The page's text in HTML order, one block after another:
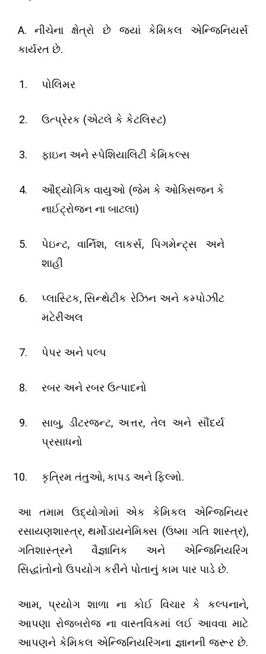
A. નીચેના ક્ષેત્રો છે જ્યાં કેમિકલ એન્જિનિયર્સ
કાર્યરત છે.
પોલિમર
ઉત્પ્રેરક (એટલે કે કેટલિસ્ટ)
ફાઇન અને સ્પેશિયાલિટી કેમિકલ્સ
ઔદ્યોગિક વાયુઓ (જેમ કે ઓક્સિજન કે
નાઈટ્રોજન ના બાટલા)
પેઇન્ટ,વાર્નિશ, લાકર્સ, પિગમેન્ટ્સ અને
શાહી
પ્લાસ્ટિક, સિન્થેટીક રેઝિન અને કમ્પોઝીટ
મટેરીઅલ
પેપર અને પલ્પ
રબર અને રબર ઉત્પાદનો
સાબુ, ડીટરજન્ટ,અત્તર, તેલ અને સૌંદર્ય
પ્રસાધનો
કૃત્રિમ તંતુઓ, કાપડ અને ફિલ્મો.
આ તમામ ઉદ્યોગોમાં એક કેમિકલ એન્જિનિયર
રસાયણશાસ્ત્ર,થર્મોડાયનેમિક્સ (ઉષ્મા ગતિ શાસ્ત્ર),
ગતિશાસ્ત્રને વૈજ્ઞાનિક અને એન્જિનિયરિંગ
સિદ્ધાંતોનો ઉપયોગ કરીને પોતાનું કામ પાર પાડે છે.
આમ, પ્રયોગ શાળા ના કોઈ વિચાર કે કલ્પનાને,
આપણા રોજબરોજ ના વાસ્તવિકમાં લઈ આવવા માટે
આપણને કેમિકલ એન્જિનિયરિંગના જ્ઞાનની જરૂર છે.